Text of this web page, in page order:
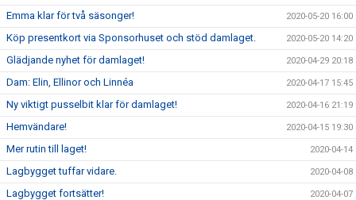
Emma klar för två säsonger! 2020-05-20 16:00
Köp presentkort via Sponsorhuset och stöd damlaget. 2020-05-20 14:20
Glädjande nyhet för damlaget! 2020-04-29 20:18
Dam: Elin, Ellinor och Linnéa 2020-04-17 15:45
Ny viktigt pusselbit klar för damlaget! 2020-04-16 21:19
Hemvändare! 2020-04-15 19:30
Mer rutin till laget! 2020-04-14
Lagbygget tuffar vidare. 2020-04-08
Lagbygget fortsätter! 2020-04-07